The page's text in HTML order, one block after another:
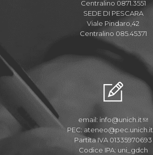
Centralino 0871.3551
SEDE DI PESCARA
Viale Pindaro,42
Centralino 085.45371
email: info@unich.it
PEC: ateneo@pec.unich.it
Partita IVA 01335970693
Codice IPA: uni_gdch